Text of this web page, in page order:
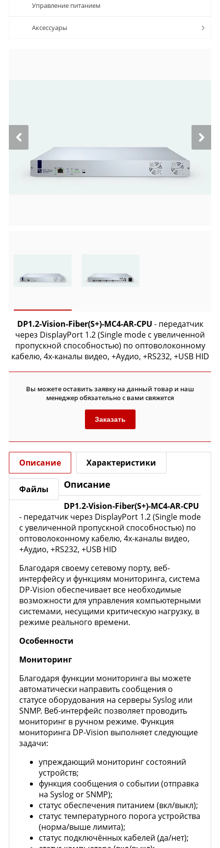
Управление питанием
Аксессуары
DP1.2-Vision-Fiber(S+)-MC4-AR-CPU - передатчик
через DisplayPort 1.2 (Single mode с увеличенной
пропускной способностью) по оптоволоконному
кабелю, 4х-каналы видео, +Аудио, +RS232, +USB HID
Вы можете оставить заявку на данный товар и наш
менеджер обязательно с вами свяжется
Заказать
Описание Характеристики
Файлы Описание
DP1.2-Vision-Fiber(S+)-MC4-AR-CPU
- передатчик через DisplayPort 1.2 (Single mode
с увеличенной пропускной способностью) по
оптоволоконному кабелю, 4х-каналы видео,
+Аудио, +RS232, +USB HID
Благодаря своему сетевому порту, веб-
интерфейсу и функциям мониторинга, система
DP-Vision обеспечивает все необходимые
возможности для управления компьютерными
системами, несущими критическую нагрузку, в
режиме реального времени.
Особенности
Мониторинг
Благодаря функции мониторинга вы можете
автоматически направить сообщения о
статусе оборудования на серверы Syslog или
SNMP. Веб-интерфейс позволяет проводить
мониторинг в ручном режиме. Функция
мониторинга DP-Vision выполняет следующие
задачи:
упреждающий мониторинг состояний
устройств;
функция сообщения о событии (отправка
на Syslog or SNMP);
статус обеспечения питанием (вкл/выкл);
статус температурного порога устройства
(норма/выше лимита);
статус подключённых кабелей (да/нет);